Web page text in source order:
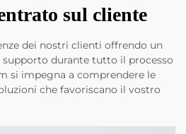
sul cliente
dei nostri clienti offrendo un
supporto durante tutto il processo
si impegna a comprendere le
che favoriscano il vostro